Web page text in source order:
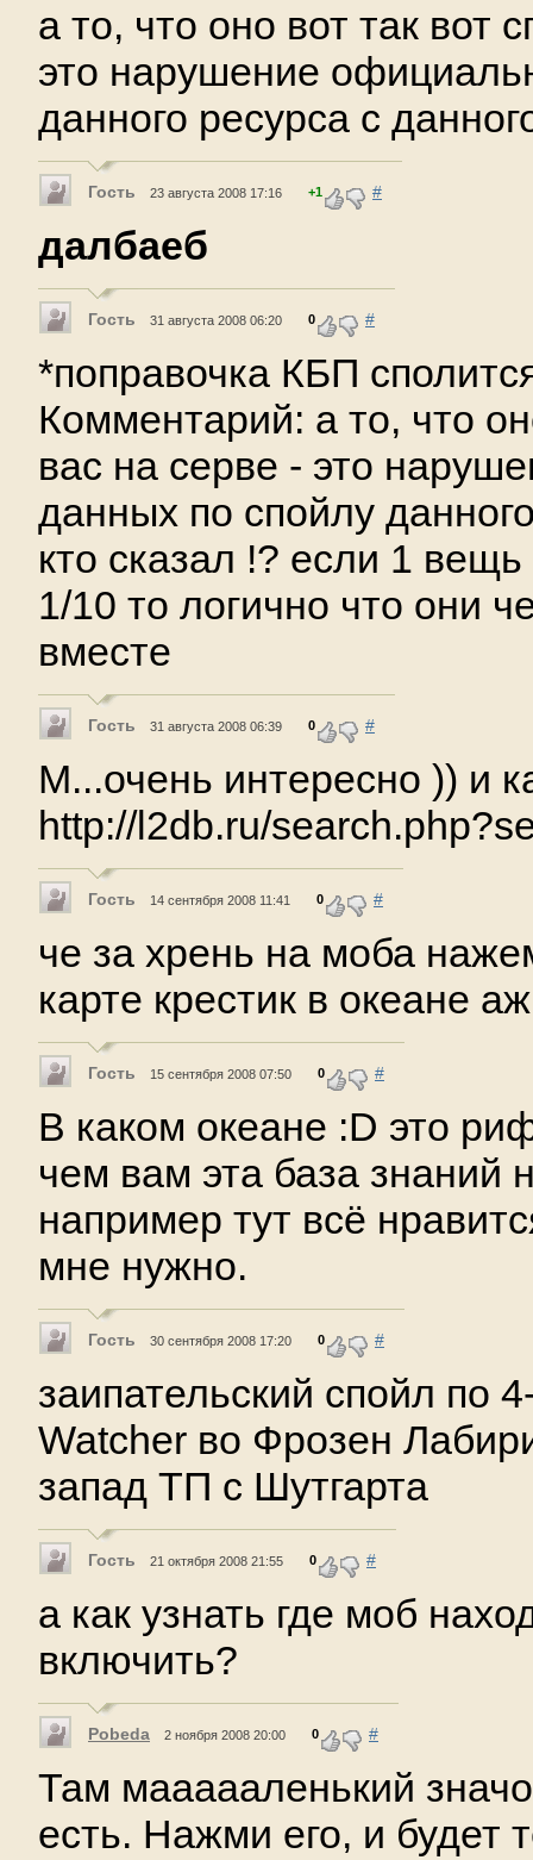
а то, что оно вот так вот
это нарушение
данного ресурса с
Гость 23 августа 2008 17:16 +1 #
далбаеб
Гость 31 августа 2008 06:20 0 #
*поправочка КБП
Комментарий: а то, что
вас на серве - это
данных по спойлу
кто сказал !? если 1
1/10 то логично что они
вместе
Гость 31 августа 2008 06:39 0 #
М...очень интересно )) и
http://l2db.ru/
Гость 14 сентября 2008 11:41 0 #
че за хрень на моба
карте крестик в океане аж
Гость 15 сентября 2008 07:50 0 #
В каком океане :D это
чем вам эта база знаний
например тут всё
мне нужно.
Гость 30 сентября 2008 17:20 0 #
заипательский спойл по
Watcher во Фрозен
запад ТП с Шутгарта
Гость 21 октября 2008 21:55 0 #
а как узнать где моб
включить?
Pobeda 2 ноября 2008 20:00 0 #
Там маааааленький
есть. Нажми его, и будет